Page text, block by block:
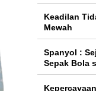
Keadilan
Mewah
Spanyol :
Sepak Bola